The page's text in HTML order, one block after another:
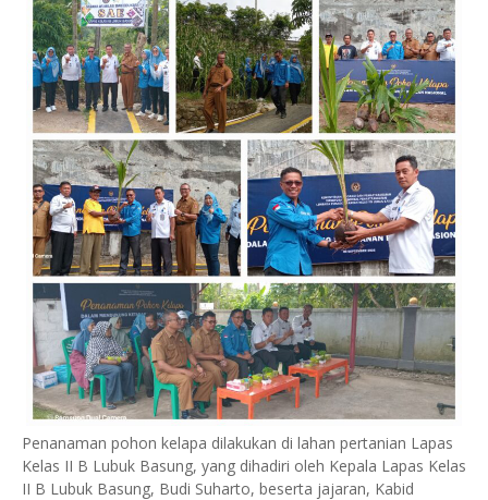
Penanaman pohon kelapa dilakukan di lahan pertanian Lapas
Kelas II B Lubuk Basung, yang dihadiri oleh Kepala Lapas Kelas
II B Lubuk Basung, Budi Suharto, beserta jajaran, Kabid